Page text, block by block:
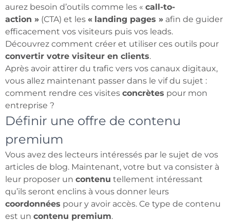
aurez besoin d’outils comme les « call-to-
action » (CTA) et les « landing pages » afin de guider
efficacement vos visiteurs puis vos leads.
Découvrez comment créer et utiliser ces outils pour
convertir votre visiteur en clients.
Après avoir attirer du trafic vers vos canaux digitaux,
vous allez maintenant passer dans le vif du sujet :
comment rendre ces visites concrètes pour mon
entreprise ?
Définir une offre de contenu
premium
Vous avez des lecteurs intéressés par le sujet de vos
articles de blog. Maintenant, votre but va consister à
leur proposer un contenu tellement intéressant
qu’ils seront enclins à vous donner leurs
coordonnées pour y avoir accès. Ce type de contenu
est un contenu premium.